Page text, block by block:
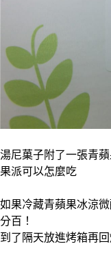
湯尼菓子附了一張青
果派可以怎麼吃
如果冷藏青蘋果冰涼
分百！
到了隔天放進烤箱再回